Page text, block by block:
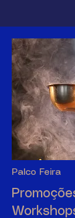
Palco Feira